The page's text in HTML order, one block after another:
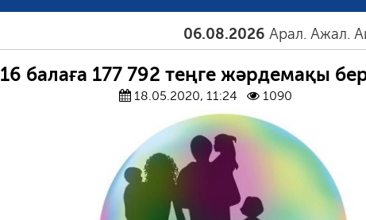
06.08.2026 Арал. Ажал. Айғақ
16 балаға 177 792 теңге жәрдемақы
18.05.2020, 11:24 1090